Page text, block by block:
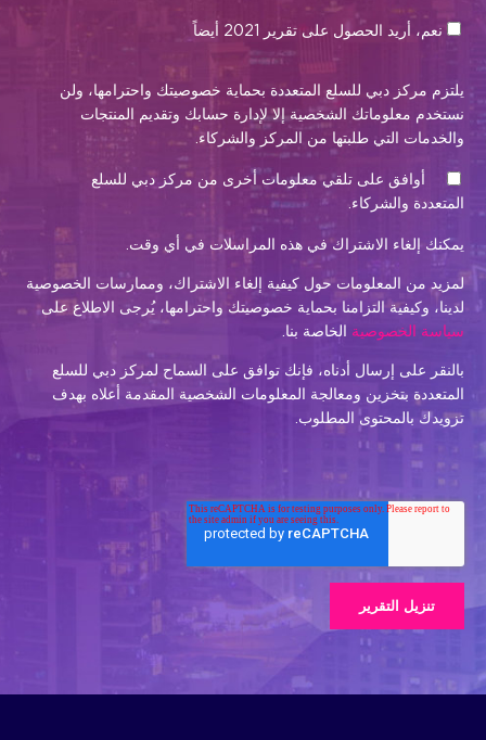
نعم، أريد الحصول على تقرير 2021 أيضاً
يلتزم مركز دبي للسلع المتعددة بحماية خصوصيتك واحترامها، ولن
نستخدم معلوماتك الشخصية إلا لإدارة حسابك وتقديم المنتجات
والخدمات التي طلبتها من المركز والشركاء.
أوافق على تلقي معلومات أخرى من مركز دبي للسلع
المتعددة والشركاء.
يمكنك إلغاء الاشتراك في هذه المراسلات في أي وقت.
لمزيد من المعلومات حول كيفية إلغاء الاشتراك، وممارسات الخصوصية
لدينا، وكيفية التزامنا بحماية خصوصيتك واحترامها، يُرجى الاطلاع على
سياسة الخصوصية الخاصة بنا.
بالنقر على إرسال أدناه، فإنك توافق على السماح لمركز دبي للسلع
المتعددة بتخزين ومعالجة المعلومات الشخصية المقدمة أعلاه بهدف
تزويدك بالمحتوى المطلوب.